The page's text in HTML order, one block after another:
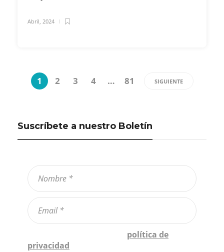
Abril, 2024
1 2 3 4 … 81 SIGUIENTE
Suscríbete a nuestro Boletín
política de
privacidad